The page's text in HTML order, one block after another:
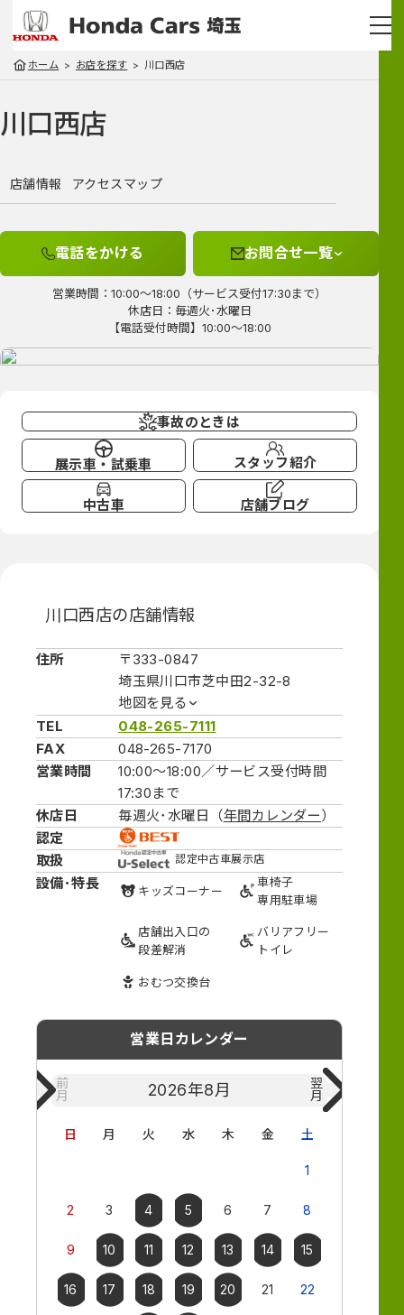
ホーム お店を探す 川口西店
川口西店
店舗情報 アクセスマップ
営業時間：10:00～18:00（サービス受付17:30まで）
休店日：毎週火･水曜日
【電話受付時間】10:00～18:00
電話をかける お問合せ一覧
事故のときは
展示車・試乗車 スタッフ紹介
中古車 店舗ブログ
川口西店の店舗情報
住所
〒333-0847
埼玉県川口市芝中田2-32-8
地図を見る
TEL
048-265-7111
FAX
048-265-7170
営業時間
10:00～18:00／サービス受付時間
17:30まで
休店日
毎週火･水曜日（年間カレンダー）
認定
取扱
認定中古車展示店
設備･特長 キッズコーナー
車椅子
専用駐車場
店舗出入口の
段差解消
バリアフリー
トイレ
おむつ交換台
営業日カレンダー
前
月
翌
月
2026年8月
日 月 火 水 木 金 土
1
2 3 4 5 6 7 8
9 10 11 12 13 14 15
16 17 18 19 20 21 22